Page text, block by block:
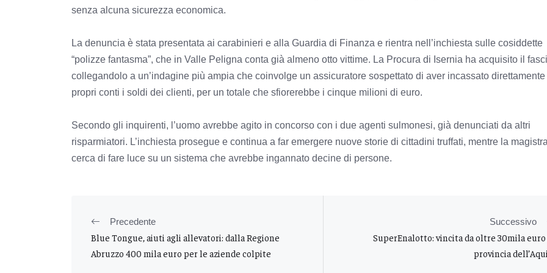
senza alcuna sicurezza economica.
La denuncia è stata presentata ai carabinieri e alla Guardia di Finanza e rientra nell’inchiesta sulle cosiddette
“polizze fantasma”, che in Valle Peligna conta già almeno otto vittime. La Procura di Isernia ha acquisito il
collegandolo a un’indagine più ampia che coinvolge un assicuratore sospettato di aver incassato direttamente
propri conti i soldi dei clienti, per un totale che sfiorerebbe i cinque milioni di euro.
Secondo gli inquirenti, l’uomo avrebbe agito in concorso con i due agenti sulmonesi, già denunciati da altri
risparmiatori. L’inchiesta prosegue e continua a far emergere nuove storie di cittadini truffati, mentre la
cerca di fare luce su un sistema che avrebbe ingannato decine di persone.
Precedente
Blue Tongue, aiuti agli allevatori: dalla Regione
Abruzzo 400 mila euro per le aziende colpite
Successivo
SuperEnalotto: vincita da oltre 30mila euro
provincia